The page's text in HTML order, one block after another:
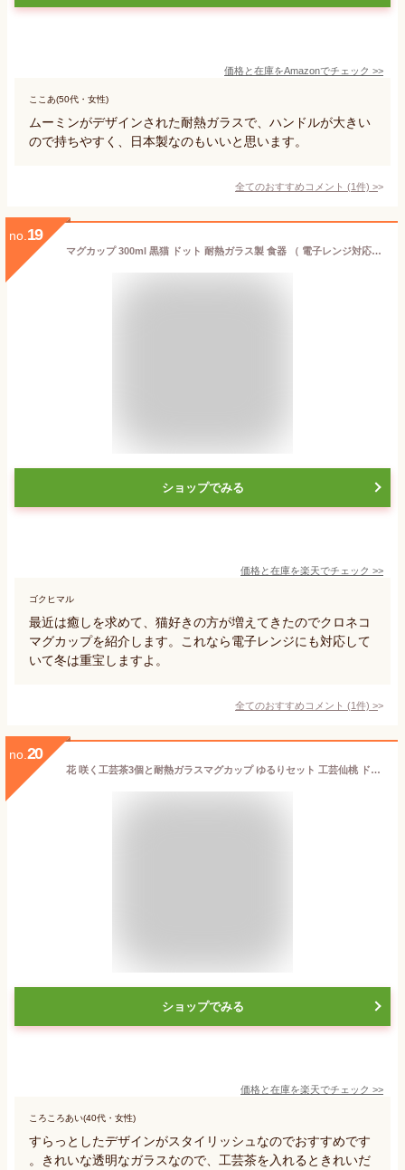
価格と在庫をAmazonでチェック >>
ここあ(50代・女性)
ムーミンがデザインされた耐熱ガラスで、ハンドルが大きい
ので持ちやすく、日本製なのもいいと思います。
全てのおすすめコメント (1件) >
no. 19
マグカップ 300ml 黒猫 ドット 耐熱ガラス製 食器 （ 電子レンジ対応 カップ マグ ガラスマグカップ ネコ 猫 しっぽ ペア おしゃれ 耐熱 グラス ）
ショップでみる
価格と在庫を楽天でチェック >>
ゴクヒマル
最近は癒しを求めて、猫好きの方が増えてきたのでクロネコ
マグカップを紹介します。これなら電子レンジにも対応して
いて冬は重宝しますよ。
全てのおすすめコメント (1件) >
no. 20
花 咲く工芸茶3個と耐熱ガラスマグカップ ゆるりセット 工芸仙桃 ドルチェ コップ ハーバリウム のようにおしゃれ フラワー アレンジメント 女子 ジャスミン茶 インスタ映え フォトジェニック 送料無料
ショップでみる
価格と在庫を楽天でチェック >>
ころころあい(40代・女性)
すらっとしたデザインがスタイリッシュなのでおすすめです
。きれいな透明なガラスなので、工芸茶を入れるときれいだ